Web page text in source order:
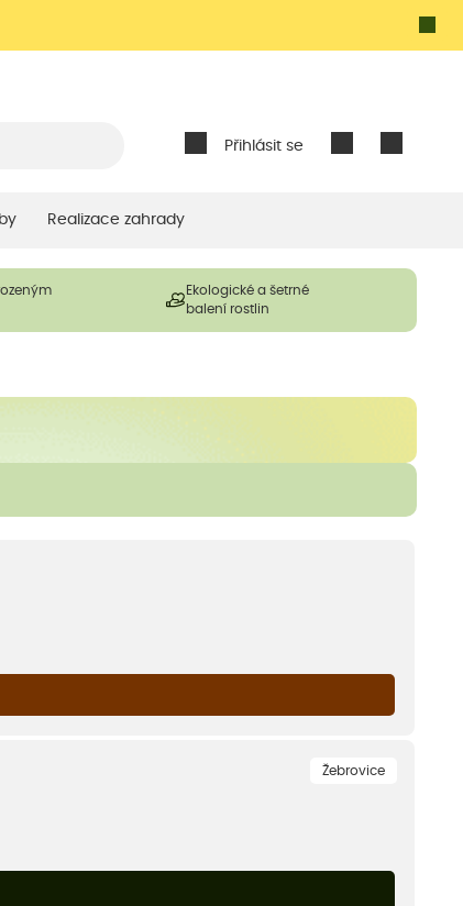
Přihlásit se
Realizace zahrady
Ekologické a šetrné
balení rostlin
Žebrovice